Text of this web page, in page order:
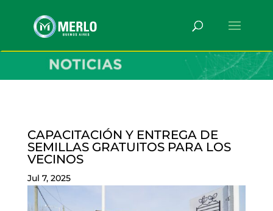
CAPACITACIÓN Y ENTREGA DE
SEMILLAS GRATUITOS PARA LOS
VECINOS
Jul 7, 2025